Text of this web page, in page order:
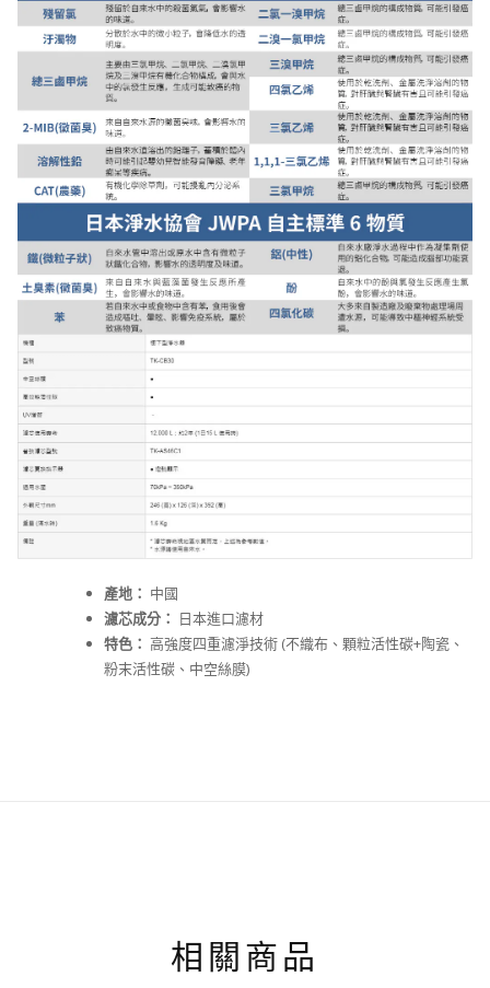
產地： 中國
濾芯成分： 日本進口濾材
特色： 高強度四重濾淨技術 (不織布、顆粒活性碳+陶瓷、
粉末活性碳、中空絲膜)
相關商品